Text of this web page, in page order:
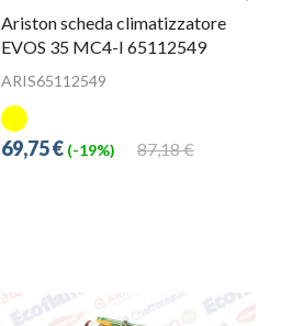
Ariston scheda climatizzatore
EVOS 35 MC4-I 65112549
ARIS65112549
87,18 €
69,75 € (-19%)